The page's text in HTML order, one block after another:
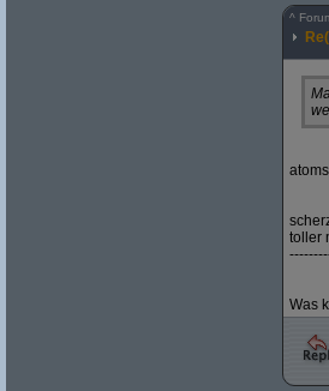
^
toller
Was